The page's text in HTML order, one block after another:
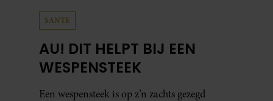
SANTE
AU! DIT HELPT BIJ EEN
WESPENSTEEK
Een wespensteek is op z’n zachts gezegd